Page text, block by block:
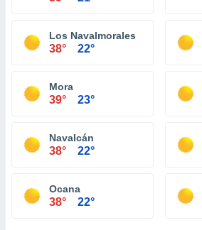
Los Navalmorales
38° 22°
Mora
39° 23°
Navalcán
38° 22°
Ocana
38° 22°